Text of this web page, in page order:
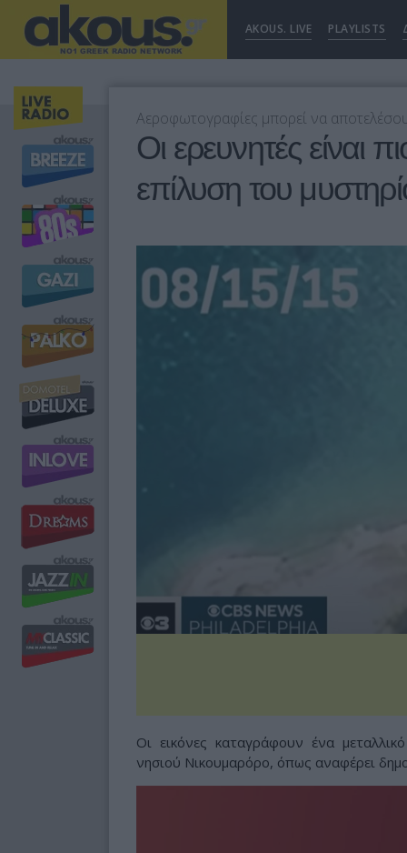
AKOUS. LIVE PLAYLISTS
Αεροφωτογραφίες μπορεί να
Οι ερευνητές είναι
επίλυση του
Οι εικόνες καταγράφουν ένα
νησιού Νικουμαρόρο, όπως αναφέρει